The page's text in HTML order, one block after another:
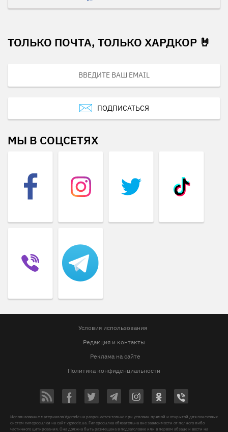
ТОЛЬКО ПОЧТА, ТОЛЬКО ХАРДКОР 🤘
ПОДПИСАТЬСЯ
МЫ В СОЦСЕТЯХ
Условия использования
Редакция и контакты
Реклама на сайте
Политика конфиденциальности
Использование материалов Vgorode.ua разрешается только при условии прямой и открытой для поисковых
систем гиперссылки на сайт vgorode.ua. Гиперссылка обязательна вне зависимости от полного либо
частичного цитирования. Она должна быть размещена в подзаголовке или в первом абзаце и вести на